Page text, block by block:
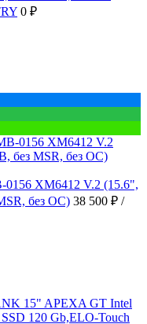
0 ₽
XM6412 V.2 (15.6",
без ОС) 38 500 ₽ /